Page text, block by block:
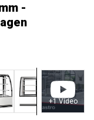
-
+1 Video